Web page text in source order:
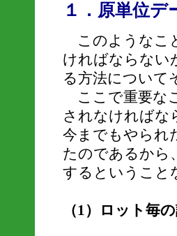
１．原単位デ
このようなこ
ければならない
る方法について
ここで重要な
されなければな
今までもやられ
たのであるから
するということ
（1）ロット毎